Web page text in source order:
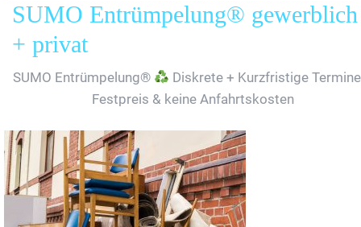
SUMO Entrümpelung® gewerblich
+ privat
SUMO Entrümpelung®
Diskrete + Kurzfristige
Festpreis & keine Anfahrtskosten